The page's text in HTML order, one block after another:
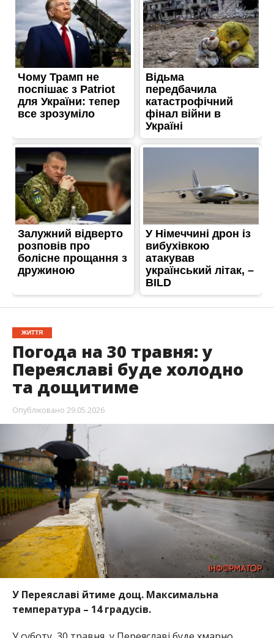
ЖИТТЯ
Погода на 30 травня: у
Переяславі буде холодно
та дощитиме
Опубліковано 29.05.2026
У Переяславі йтиме дощ.Максимальна
температура – 14 градусів.